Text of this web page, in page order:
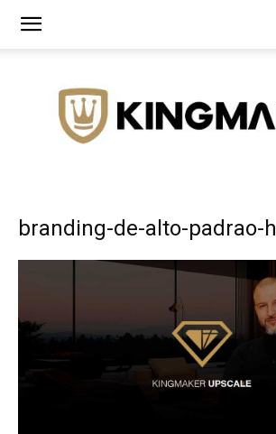
Agência
Branding
branding-de-alto-padrao-